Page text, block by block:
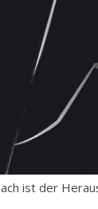
ist der